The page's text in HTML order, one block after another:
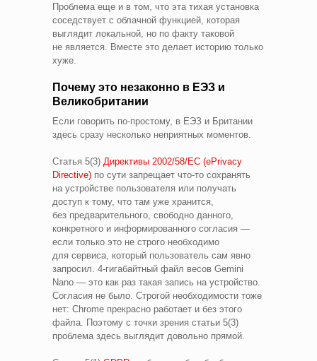
Проблема еще и в том, что эта тихая установка
соседствует с облачной функцией, которая
выглядит локальной, но по факту таковой
не является. Вместе это делает историю только
хуже.
Почему это незаконно в ЕЭЗ и
Великобритании
Если говорить по‑простому, в ЕЭЗ и Британии
здесь сразу несколько неприятных моментов.
Статья 5(3) Директивы 2002/58/EC (ePrivacy
Directive) по сути запрещает что‑то сохранять
на устройстве пользователя или получать
доступ к тому, что там уже хранится,
без предварительного, свободно данного,
конкретного и информированного согласия —
если только это не строго необходимо
для сервиса, который пользователь сам явно
запросил. 4-гигабайтный файл весов Gemini
Nano — это как раз такая запись на устройство.
Согласия не было. Строгой необходимости тоже
нет: Chrome прекрасно работает и без этого
файла. Поэтому с точки зрения статьи 5(3)
проблема здесь выглядит довольно прямой.